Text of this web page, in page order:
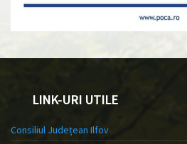
LINK-URI UTILE
Consiliul Județean Ilfov